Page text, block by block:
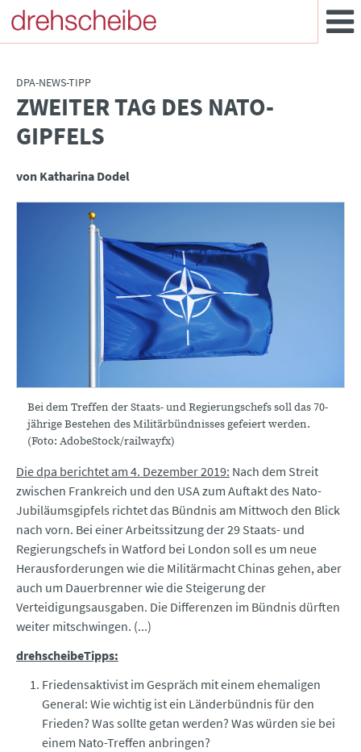
DPA-NEWS-TIPP
:ZWEITER TAG DES NATO-
GIPFELS
von Katharina Dodel
Bei dem Treffen der Staats- und Regierungschefs soll das 70-
jährige Bestehen des Militärbündnisses gefeiert werden.
(Foto: AdobeStock/railwayfx)
Die dpa berichtet am 4. Dezember 2019: Nach dem Streit
zwischen Frankreich und den USA zum Auftakt des Nato-
Jubiläumsgipfels richtet das Bündnis am Mittwoch den Blick
nach vorn. Bei einer Arbeitssitzung der 29 Staats- und
Regierungschefs in Watford bei London soll es um neue
Herausforderungen wie die Militärmacht Chinas gehen, aber
auch um Dauerbrenner wie die Steigerung der
Verteidigungsausgaben. Die Differenzen im Bündnis dürften
weiter mitschwingen. (...)
drehscheibeTipps:
Friedensaktivist im Gespräch mit einem ehemaligen
General: Wie wichtig ist ein Länderbündnis für den
Frieden? Was sollte getan werden? Was würden sie bei
einem Nato-Treffen anbringen?